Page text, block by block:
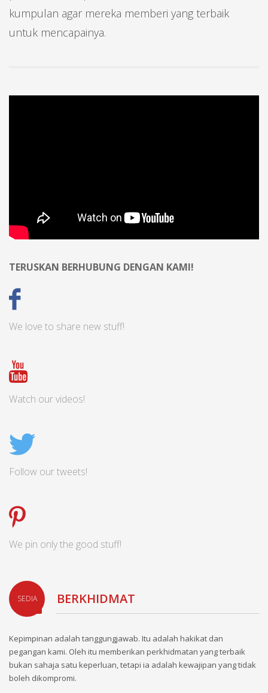
kumpulan agar mereka memberi yang terbaik
untuk mencapainya.
TERUSKAN BERHUBUNG DENGAN KAMI!
We love to share new stuff!
Watch our videos!
Follow our tweets!
We pin only the good stuff!
SEDIA BERKHIDMAT
Kepimpinan adalah tanggungjawab. Itu adalah hakikat dan
pegangan kami. Oleh itu memberikan perkhidmatan yang terbaik
bukan sahaja satu keperluan, tetapi ia adalah kewajipan yang tidak
boleh dikompromi.